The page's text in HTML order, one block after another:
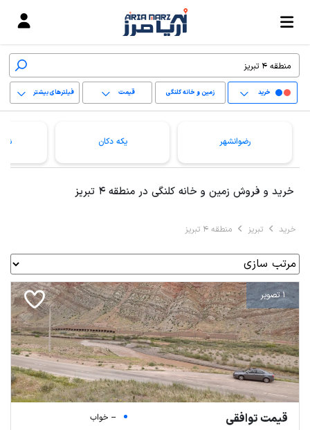
خرید زمین و خانه کلنگی قیمت فیلترهای بیشتر
رضوانشهر یکه دکان
خرید و فروش زمین و خانه کلنگی در منطقه 4 تبریز
خرید تبریز منطقه 4 تبریز
1 تصویر
قیمت توافقی
-- خواب